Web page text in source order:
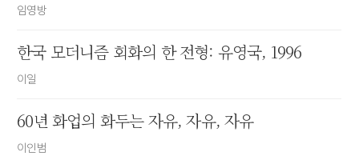
임영방
한국 모더니즘 회화의 한 전형: 유영국, 1996
이일
60년 화업의 화두는 자유, 자유, 자유
이인범